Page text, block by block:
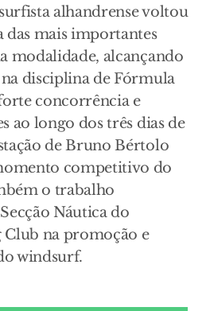
alhandrense voltou
das mais importantes
modalidade, alcançando
disciplina de Fórmula
concorrência e
ao longo dos três dias de
de Bruno Bértolo
competitivo do
o trabalho
Náutica do
na promoção e
windsurf.